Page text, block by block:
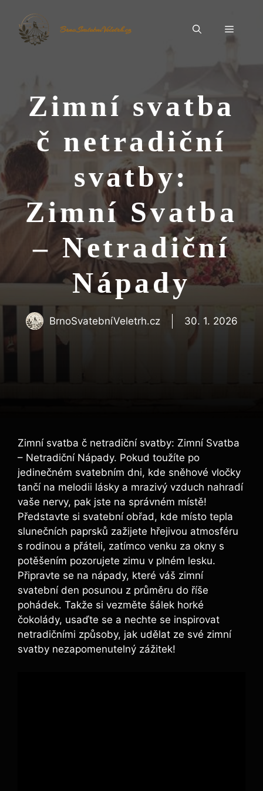
obsah
BrnoSvatebníVeletrh.cz Menu
Zimní svatba
č netradiční
svatby:
Zimní Svatba
– Netradiční
Nápady
BrnoSvatebníVeletrh.cz 30. 1. 2026
Zimní svatba č netradiční svatby: Zimní Svatba
– Netradiční Nápady. Pokud toužíte po
jedinečném svatebním dni, kde sněhové vločky
tančí na melodii lásky a mrazivý vzduch nahradí
vaše nervy, pak jste na správném místě!
Představte si svatební obřad, kde místo tepla
slunečních paprsků zažijete hřejivou atmosféru
s rodinou a přáteli, zatímco venku za okny s
potěšením pozorujete zimu v plném lesku.
Připravte se na nápady, které váš zimní
svatební den posunou z průměru do říše
pohádek. Takže si vezměte šálek horké
čokolády, usaďte se a nechte se inspirovat
netradičními způsoby, jak udělat ze své zimní
svatby nezapomenutelný zážitek!